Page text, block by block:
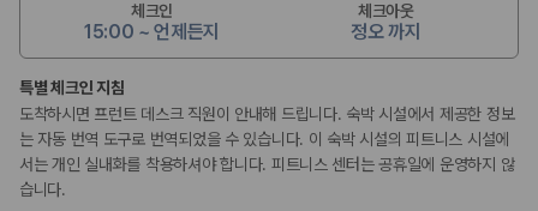
체크인
15:00 ~ 언제든지
체크아웃
정오 까지
특별 체크인 지침
도착하시면 프런트 데스크 직원이 안내해 드립니다. 숙박 시설에서 제공한 정보
는 자동 번역 도구로 번역되었을 수 있습니다. 이 숙박 시설의 피트니스 시설에
서는 개인 실내화를 착용하셔야 합니다. 피트니스 센터는 공휴일에 운영하지 않
습니다.